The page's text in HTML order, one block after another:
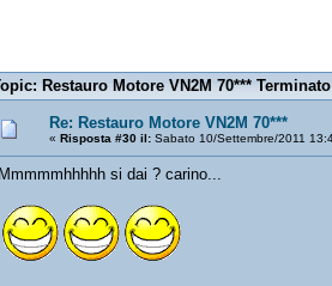
Restauro Motore VN2M 70***
Re: Restauro Motore VN2M 70***
« Risposta #30 il: Sabato 10/Settembre/2011
Mmmmmhhhhh si dai ? carino...